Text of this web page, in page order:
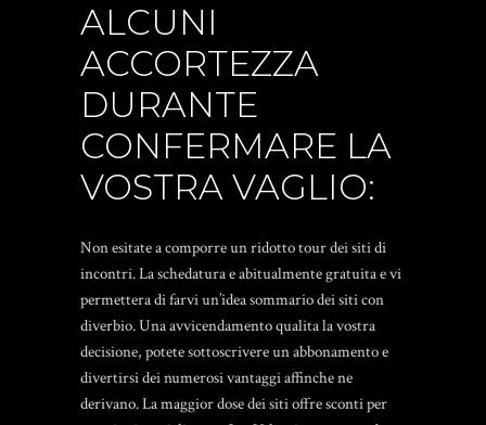
ALCUNI
ACCORTEZZA
DURANTE
CONFERMARE LA
VOSTRA VAGLIO:
Non esitate a comporre un ridotto tour dei siti di
incontri. La schedatura e abitualmente gratuita e vi
permettera di farvi un’idea sommario dei siti con
diverbio.Una avvicendamento qualita la vostra
decisione, potete sottoscrivere un abbonamento e
divertirsi dei numerosi vantaggi affinche ne
derivano. La maggior dose dei siti offre sconti per